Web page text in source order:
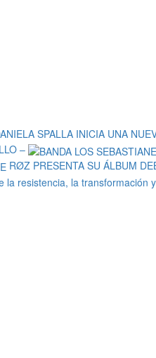
SPALLA INICIA UNA
–
RØZ PRESENTA SU ÁLBUM